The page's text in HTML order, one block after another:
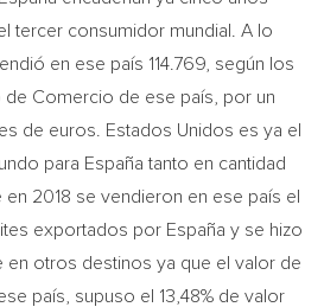
tercer consumidor mundial. A lo
en ese país 114.769, según los
Comercio de ese país, por un
de euros. Estados Unidos es ya el
para España tanto en cantidad
2018 se vendieron en ese país el
exportados por España y se hizo
en otros destinos ya que el valor de
país, supuso el 13,48% de valor